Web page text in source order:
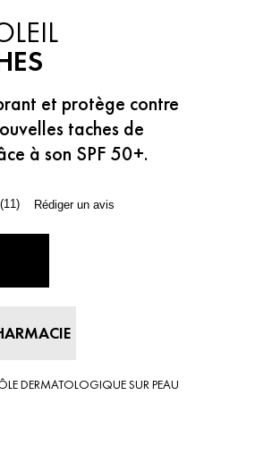
et protège contre
taches de
à son SPF 50+.
(11) Rédiger un avis
DERMATOLOGIQUE SUR PEAU